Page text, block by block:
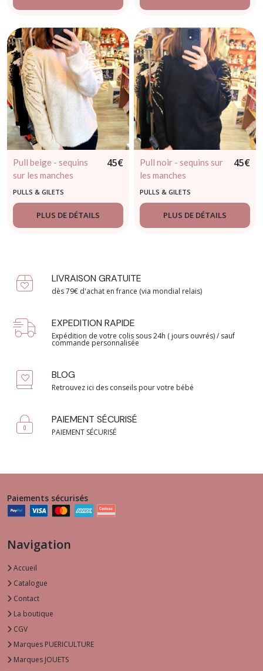
Pull beige - sequins
sur les manches
45€
PULLS & GILETS
PLUS DE DÉTAILS
Pull noir - sequins sur
les manches
45€
PULLS & GILETS
PLUS DE DÉTAILS
LIVRAISON GRATUITE
dès 79€ d'achat en france (via mondial relais)
EXPEDITION RAPIDE
Expédition de votre colis sous 24h ( jours ouvrés) / sauf
commande personnalisée
BLOG
Retrouvez ici des conseils pour votre bébé
PAIEMENT SÉCURISÉ
PAIEMENT SÉCURISÉ
Paiements sécurisés
Navigation
Accueil
Catalogue
Contact
La boutique
CGV
Marques PUERICULTURE
Marques JOUETS